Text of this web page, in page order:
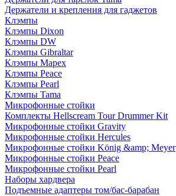
Держатели и крепления для гаджетов
Клэмпы
Клэмпы Dixon
Клэмпы DW
Клэмпы Gibraltar
Клэмпы Mapex
Клэмпы Peace
Клэмпы Pearl
Клэмпы Tama
Микрофонные стойки
Комплекты Hellscream Tour Drummer Kit
Микрофонные стойки Gravity
Микрофонные стойки Hercules
Микрофонные стойки König &amp; Meyer
Микрофонные стойки Peace
Микрофонные стойки Pearl
Наборы хардвера
Подъемные адаптеры том/бас-барабан